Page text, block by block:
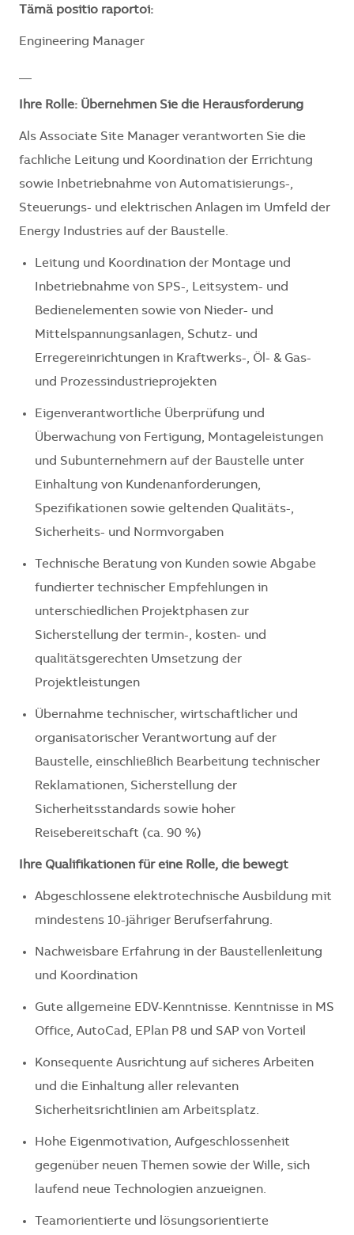
Tämä positio raportoi:
Engineering Manager
Ihre Rolle: Übernehmen Sie die Herausforderung
Als Associate Site Manager verantworten Sie die
fachliche Leitung und Koordination der Errichtung
sowie Inbetriebnahme von Automatisierungs-,
Steuerungs- und elektrischen Anlagen im Umfeld der
Energy Industries auf der Baustelle.
Leitung und Koordination der Montage und
Inbetriebnahme von SPS-, Leitsystem- und
Bedienelementen sowie von Nieder- und
Mittelspannungsanlagen, Schutz- und
Erregereinrichtungen in Kraftwerks-, Öl- & Gas-
und Prozessindustrieprojekten
Eigenverantwortliche Überprüfung und
Überwachung von Fertigung, Montageleistungen
und Subunternehmern auf der Baustelle unter
Einhaltung von Kundenanforderungen,
Spezifikationen sowie geltenden Qualitäts-,
Sicherheits- und Normvorgaben
Technische Beratung von Kunden sowie Abgabe
fundierter technischer Empfehlungen in
unterschiedlichen Projektphasen zur
Sicherstellung der termin-, kosten- und
qualitätsgerechten Umsetzung der
Projektleistungen
Übernahme technischer, wirtschaftlicher und
organisatorischer Verantwortung auf der
Baustelle, einschließlich Bearbeitung technischer
Reklamationen, Sicherstellung der
Sicherheitsstandards sowie hoher
Reisebereitschaft (ca. 90 %)
Ihre Qualifikationen für eine Rolle, die bewegt
Abgeschlossene elektrotechnische Ausbildung mit
mindestens 10-jähriger Berufserfahrung.
Nachweisbare Erfahrung in der Baustellenleitung
und Koordination
Gute allgemeine EDV-Kenntnisse. Kenntnisse in MS
Office, AutoCad, EPlan P8 und SAP von Vorteil
Konsequente Ausrichtung auf sicheres Arbeiten
und die Einhaltung aller relevanten
Sicherheitsrichtlinien am Arbeitsplatz.
Hohe Eigenmotivation, Aufgeschlossenheit
gegenüber neuen Themen sowie der Wille, sich
laufend neue Technologien anzueignen.
Teamorientierte und lösungsorientierte